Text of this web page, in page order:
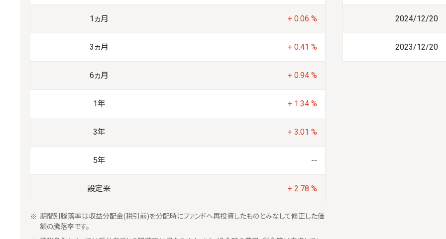
1ヵ月 + 0.06 %
3ヵ月 + 0.41 %
6ヵ月 + 0.94 %
1年 + 1.34 %
3年 + 3.01 %
5年 --
設定来 + 2.78 %
期間別騰落率は収益分配金(税引前)を分配時にファンドへ再投資したものとみなして修正した価
額の騰落率です。
2024/12/20
2023/12/20